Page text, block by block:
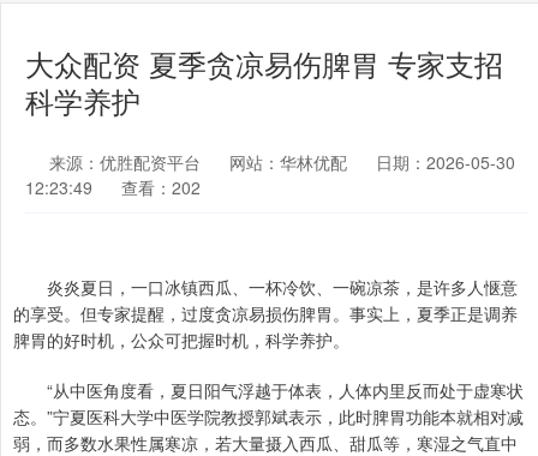
大众配资 夏季贪凉易伤脾胃 专家支招
科学养护
来源：优胜配资平台 网站：华林优配
日期：2026-05-30
12:23:49
查看：202
炎炎夏日，一口冰镇西瓜、一杯冷饮、一碗凉茶，是许多人惬意
的享受。但专家提醒，过度贪凉易损伤脾胃。事实上，夏季正是调养
脾胃的好时机，公众可把握时机，科学养护。
“从中医角度看，夏日阳气浮越于体表，人体内里反而处于虚寒状
态。”宁夏医科大学中医学院教授郭斌表示，此时脾胃功能本就相对减
弱，而多数水果性属寒凉，若大量摄入西瓜、甜瓜等，寒湿之气直中